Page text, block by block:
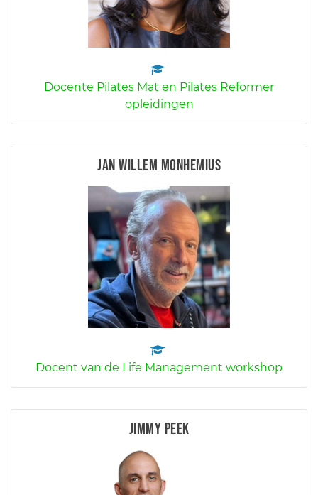
Docente Pilates Mat en Pilates Reformer
opleidingen
Jan Willem Monhemius
Docent van de Life Management workshop
Jimmy Peek